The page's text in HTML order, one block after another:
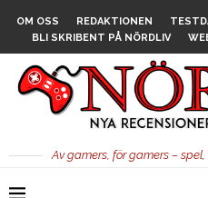
OM OSS REDAKTIONEN
BLI SKRIBENT PÅ NÖRDLIV
Av gamers, för gamers –